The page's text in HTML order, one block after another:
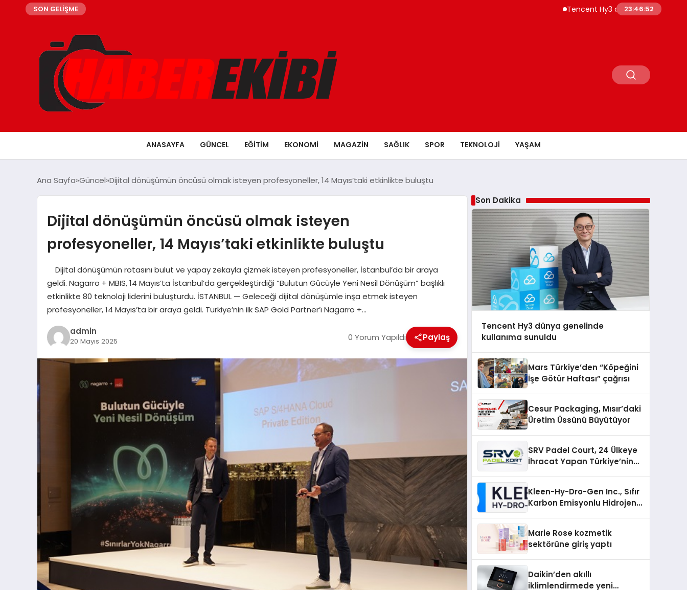
SON GELİŞME Tencent Hy3 dünya genelinde kullanıma
23:46:54
ANASAYFA GÜNCEL EĞITIM EKONOMI MAGAZIN SAĞLIK SPOR TEKNOLOJI YAŞAM
Ana Sayfa Güncel Dijital dönüşümün öncüsü olmak isteyen profesyoneller, 14 Mayıs’taki etkinlikte buluştu
Dijital dönüşümün öncüsü olmak isteyen
profesyoneller, 14 Mayıs’taki etkinlikte buluştu
Dijital dönüşümün rotasını bulut ve yapay zekayla çizmek isteyen profesyoneller, İstanbul’da bir araya
geldi. Nagarro + MBIS, 14 Mayıs’ta İstanbul’da gerçekleştirdiği “Bulutun Gücüyle Yeni Nesil Dönüşüm” başlıklı
etkinlikte 80 teknoloji liderini buluşturdu. İSTANBUL — Geleceği dijital dönüşümle inşa etmek isteyen
profesyoneller, 14 Mayıs’ta bir araya geldi. Türkiye’nin ilk SAP Gold Partner’ı Nagarro +…
admin
20 Mayıs 2025 0 Yorum Yapıldı Paylaş
Son Dakika
Tencent Hy3 dünya genelinde
kullanıma sunuldu
Mars Türkiye’den “Köpeğini
İşe Götür Haftası” çağrısı
Cesur Packaging, Mısır’daki
Üretim Üssünü Büyütüyor
SRV Padel Court, 24 Ülkeye
İhracat Yapan Türkiye’nin
Kleen-Hy-Dro-Gen Inc., Sıfır
Karbon Emisyonlu Hidrojen
Aldı
Marie Rose kozmetik
sektörüne giriş yaptı
Daikin’den akıllı
iklimlendirmede yeni